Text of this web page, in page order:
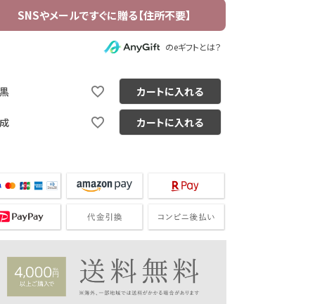
のeギフトとは？
カートに入れる
カートに入れる